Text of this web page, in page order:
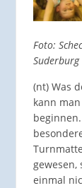
Foto:
Suderburg
(nt) Was
kann
gewesen,
einmal